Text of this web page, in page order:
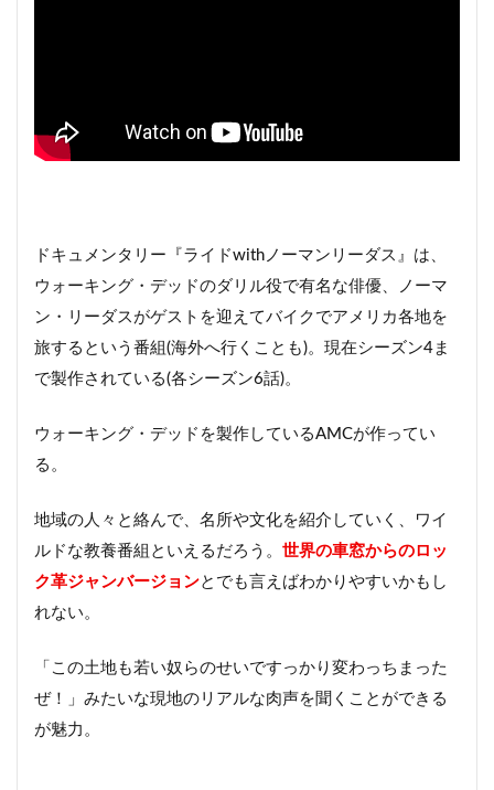
ドキュメンタリー『ライドwithノーマンリーダス』は、
ウォーキング・デッドのダリル役で有名な俳優、ノーマ
ン・リーダスがゲストを迎えてバイクでアメリカ各地を
旅するという番組(海外へ行くことも)。現在シーズン4ま
で製作されている(各シーズン6話)。
ウォーキング・デッドを製作しているAMCが作ってい
る。
地域の人々と絡んで、名所や文化を紹介していく、ワイ
ルドな教養番組といえるだろう。 世界の車窓からのロッ
ク革ジャンバージョンとでも言えばわかりやすいかもし
れない。
「この土地も若い奴らのせいですっかり変わっちまった
ぜ！」みたいな現地のリアルな肉声を聞くことができる
が魅力。